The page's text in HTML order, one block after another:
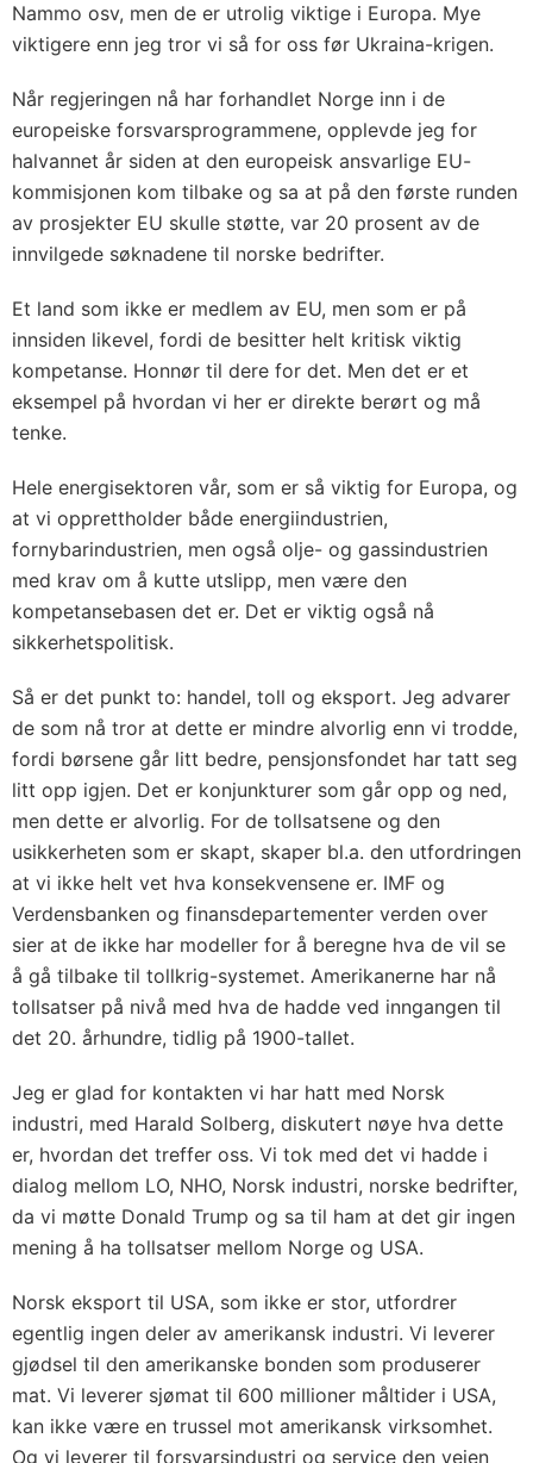
Nammo osv, men de er utrolig viktige i Europa. Mye
viktigere enn jeg tror vi så for oss før Ukraina-krigen.
Når regjeringen nå har forhandlet Norge inn i de
europeiske forsvarsprogrammene, opplevde jeg for
halvannet år siden at den europeisk ansvarlige EU-
kommisjonen kom tilbake og sa at på den første runden
av prosjekter EU skulle støtte, var 20 prosent av de
innvilgede søknadene til norske bedrifter.
Et land som ikke er medlem av EU, men som er på
innsiden likevel, fordi de besitter helt kritisk viktig
kompetanse. Honnør til dere for det. Men det er et
eksempel på hvordan vi her er direkte berørt og må
tenke.
Hele energisektoren vår, som er så viktig for Europa, og
at vi opprettholder både energiindustrien,
fornybarindustrien, men også olje- og gassindustrien
med krav om å kutte utslipp, men være den
kompetansebasen det er. Det er viktig også nå
sikkerhetspolitisk.
Så er det punkt to: handel, toll og eksport. Jeg advarer
de som nå tror at dette er mindre alvorlig enn vi trodde,
fordi børsene går litt bedre, pensjonsfondet har tatt seg
litt opp igjen. Det er konjunkturer som går opp og ned,
men dette er alvorlig. For de tollsatsene og den
usikkerheten som er skapt, skaper bl.a. den utfordringen
at vi ikke helt vet hva konsekvensene er. IMF og
Verdensbanken og finansdepartementer verden over
sier at de ikke har modeller for å beregne hva de vil se
å gå tilbake til tollkrig-systemet. Amerikanerne har nå
tollsatser på nivå med hva de hadde ved inngangen til
det 20. århundre, tidlig på 1900-tallet.
Jeg er glad for kontakten vi har hatt med Norsk
industri, med Harald Solberg, diskutert nøye hva dette
er, hvordan det treffer oss. Vi tok med det vi hadde i
dialog mellom LO, NHO, Norsk industri, norske bedrifter,
da vi møtte Donald Trump og sa til ham at det gir ingen
mening å ha tollsatser mellom Norge og USA.
Norsk eksport til USA, som ikke er stor, utfordrer
egentlig ingen deler av amerikansk industri. Vi leverer
gjødsel til den amerikanske bonden som produserer
mat. Vi leverer sjømat til 600 millioner måltider i USA,
kan ikke være en trussel mot amerikansk virksomhet.
Og vi leverer til forsvarsindustri og service den veien